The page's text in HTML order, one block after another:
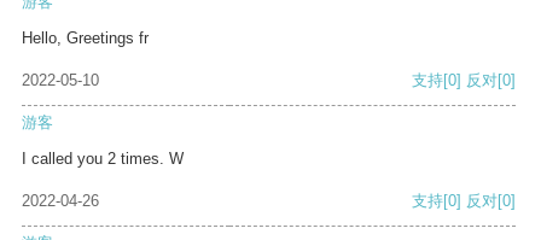
Hello, Greetings fr
2022-05-10 支持[0] 反对[0]
游客
I called you 2 times. W
2022-04-26 支持[0] 反对[0]